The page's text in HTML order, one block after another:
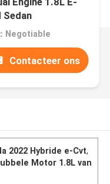
Sedan
Negotiable
Contacteer ons
2022 Hybride e-Cvt,
Motor 1.8L van